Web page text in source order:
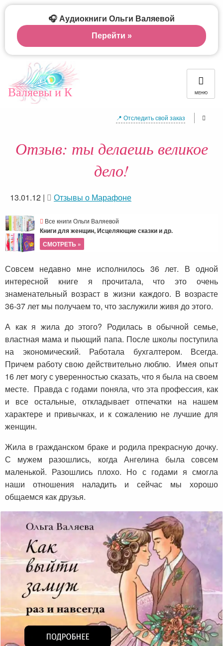
Валяевы и К МЕНЮ
📍 Отследить свой заказ
Отзыв: ты делаешь великое
дело!
13.01.12 | Отзывы о Марафоне
Все книги Ольги Валяевой
Книги для женщин, Исцеляющие сказки и др.
СМОТРЕТЬ »
Совсем недавно мне исполнилось 36 лет. В одной
интересной книге я прочитала, что это очень
знаменательный возраст в жизни каждого. В возрасте
36-37 лет мы получаем то, что заслужили живя до этого.
А как я жила до этого? Родилась в обычной семье,
властная мама и пьющий папа. После школы поступила
на экономический. Работала бухгалтером. Всегда.
Причем работу свою действительно люблю. Имея опыт
16 лет могу с уверенностью сказать, что я была на своем
месте. Правда с годами поняла, что эта профессия, как
и все остальные, откладывает отпечатки на нашем
характере и привычках, и к сожалению не лучшие для
женщин.
Жила в гражданском браке и родила прекрасную дочку.
С мужем разошлись, когда Ангелина была совсем
маленькой. Разошлись плохо. Но с годами я смогла
наши отношения наладить и сейчас мы хорошо
общаемся как друзья.
🎧 Аудиокниги Ольги Валяевой
Перейти »